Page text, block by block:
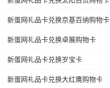
新蛋网礼品卡兑换京基百纳购物卡
新蛋网礼品卡兑换卓展购物卡
新蛋网礼品卡兑换岁宝卡
新蛋网礼品卡兑换大红鹰购物卡